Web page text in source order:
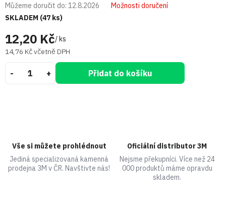
12,20 Kč/ ks
14,76 Kč včetně DPH
SKLADEM (47 ks)
Můžeme doručit do: 12.8.2026 Možnosti doručení
Přidat do košíku
Vše si můžete prohlédnout
Jediná specializovaná kamenná
prodejna 3M v ČR. Navštivte nás!
Oficiální distributor 3M
Nejsme překupníci. Více než 24
000 produktů máme opravdu
skladem.